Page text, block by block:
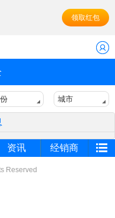
领取红包
城市
资讯 经销商
Reserved